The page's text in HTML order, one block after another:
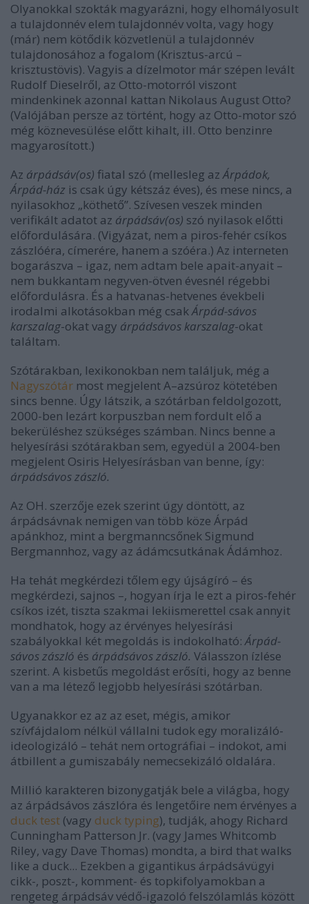
Olyanokkal szokták magyarázni, hogy elhomályosult
a tulajdonnév elem tulajdonnév volta, vagy hogy
(már) nem kötődik közvetlenül a tulajdonnév
tulajdonosához a fogalom (Krisztus-arcú –
krisztustövis). Vagyis a dízelmotor már szépen levált
Rudolf Dieselről, az Otto-motorról viszont
mindenkinek azonnal kattan Nikolaus August Otto?
(Valójában persze az történt, hogy az Otto-motor szó
még köznevesülése előtt kihalt, ill. Otto benzinre
magyarosított.)
Az árpádsáv(os) fiatal szó (mellesleg azÁrpádok,
Árpád-ház is csak úgy kétszáz éves), és mese nincs, a
nyilasokhoz „köthető”. Szívesen veszek minden
verifikált adatot az árpádsáv(os) szó nyilasok előtti
előfordulására. (Vigyázat, nem a piros-fehér csíkos
zászlóéra, címerére, hanem a szóéra.) Az interneten
bogarászva – igaz, nem adtam bele apait-anyait –
nem bukkantam negyven-ötven évesnél régebbi
előfordulásra. És a hatvanas-hetvenes évekbeli
irodalmi alkotásokban még csakÁrpád-sávos
karszalag-okat vagy árpádsávos karszalag-okat
találtam.
Szótárakban, lexikonokban nem találjuk, még a
Nagyszótár most megjelent A–azsúroz kötetében
sincs benne. Úgy látszik, a szótárban feldolgozott,
2000-ben lezárt korpuszban nem fordult elő a
bekerüléshez szükséges számban. Nincs benne a
helyesírási szótárakban sem, egyedül a 2004-ben
megjelent Osiris Helyesírásban van benne, így:
árpádsávos zászló.
Az OH. szerzője ezek szerint úgy döntött, az
árpádsávnak nemigen van több köze Árpád
apánkhoz, mint a bergmanncsőnek Sigmund
Bergmannhoz, vagy az ádámcsutkának Ádámhoz.
Ha tehát megkérdezi tőlem egy újságíró – és
megkérdezi, sajnos –, hogyan írja le ezt a piros-fehér
csíkos izét, tiszta szakmai lekiismerettel csak annyit
mondhatok, hogy az érvényes helyesírási
szabályokkal két megoldás is indokolható:Árpád-
sávos zászló és árpádsávos zászló. Válasszon ízlése
szerint. A kisbetűs megoldást erősíti, hogy az benne
van a ma létező legjobb helyesírási szótárban.
Ugyanakkor ez az az eset, mégis, amikor
szívfájdalom nélkül vállalni tudok egy moralizáló-
ideologizáló – tehát nem ortográfiai – indokot, ami
átbillent a gumiszabály nemecsekizáló oldalára.
Millió karakteren bizonygatják bele a világba, hogy
az árpádsávos zászlóra és lengetőire nem érvényes a
duck test (vagy duck typing), tudják, ahogy Richard
Cunningham Patterson Jr. (vagy James Whitcomb
Riley, vagy Dave Thomas) mondta, a bird that walks
like a duck... Ezekben a gigantikus árpádsávügyi
cikk-, poszt-, komment- és topkifolyamokban a
rengeteg árpádsáv védő-igazoló felszólamlás között